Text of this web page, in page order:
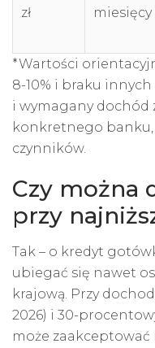
zł
miesięcy
*Wartości
8-10% i braku
i wymagany dochód
konkretnego
czynników.
Czy można
przy
Tak – o kredyt
ubiegać się nawet
krajową. Przy
2026) i 30-
może zaakceptować